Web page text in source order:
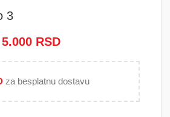
3
5.000 RSD
za besplatnu dostavu